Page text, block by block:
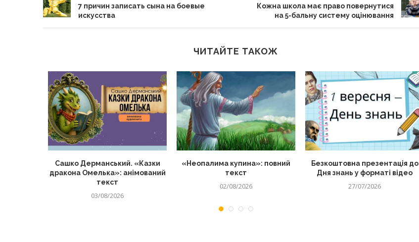
7 причин записать сына на боевые
искусства
Кожна школа має право повернутися
на 5-бальну систему оцінювання
ЧИТАЙТЕ ТАКОЖ
Сашко Дерманський. «Казки
дракона Омелька»: анімований
текст
03/08/2026
«Неопалима купина»: повний
текст
02/08/2026
Безкоштовна презентація до
Дня знань у форматі відео
27/07/2026